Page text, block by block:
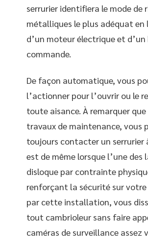
serrurier identifiera le mode de
métalliques le plus adéquat en
d’un moteur électrique et
commande.
De façon automatique, vous
l’actionner pour l’ouvrir ou le
toute aisance. À remarquer que
travaux de maintenance, vous
toujours contacter un serrurier
est de même lorsque l’une des
disloque par contrainte
renforçant la sécurité sur
par cette installation, vous
tout cambrioleur sans faire
caméras de surveillance assez